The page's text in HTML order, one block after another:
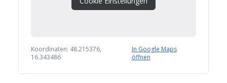
Koordinaten: 48.215376,
16.343486
In Google Maps
öffnen